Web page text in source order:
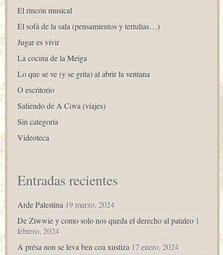
El rincón musical
El sofá de la sala (pensamientos y tertulias…)
Jugar es vivir
La cocina de la Meiga
Lo que se ve (y se grita) al abrir la ventana
O escritorio
Saliendo de A Cova (viajes)
Sin categoría
Videoteca
Entradas recientes
Arde Palestina 19 marzo, 2024
De Ziwwie y como solo nos queda el derecho al pataleo 1
febrero, 2024
A présa non se leva ben coa xustiza 17 enero, 2024